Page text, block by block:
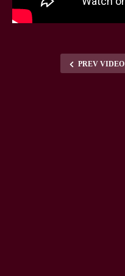
PREV VIDEO